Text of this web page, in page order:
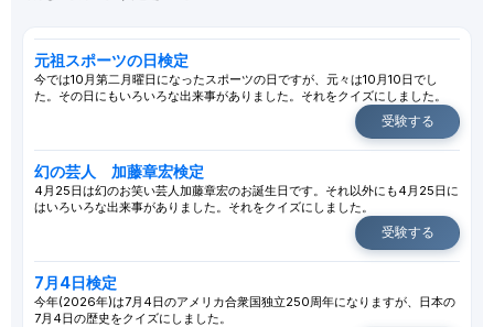
元祖スポーツの日検定
今では10月第二月曜日になったスポーツの日ですが、元々は10月10日でし
た。その日にもいろいろな出来事がありました。それをクイズにしました。
受験する
幻の芸人 加藤章宏検定
4月25日は幻のお笑い芸人加藤章宏のお誕生日です。それ以外にも4月25日に
はいろいろな出来事がありました。それをクイズにしました。
受験する
7月4日検定
今年(2026年)は7月4日のアメリカ合衆国独立250周年になりますが、日本の
7月4日の歴史をクイズにしました。